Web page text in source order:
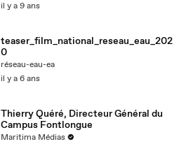
il y a 9 ans
teaser_film_national_reseau_eau_202
0
réseau-eau-ea
il y a 6 ans
Thierry Quéré, Directeur Général du
Campus Fontlongue
Maritima Médias